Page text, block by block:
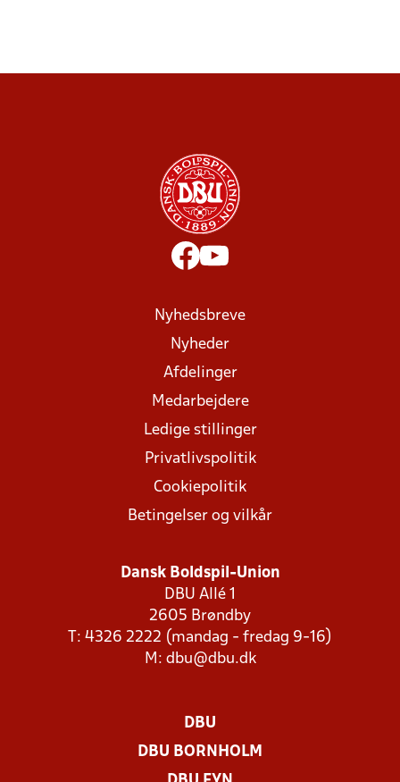
Nyhedsbreve
Nyheder
Afdelinger
Medarbejdere
Ledige stillinger
Privatlivspolitik
Cookiepolitik
Betingelser og vilkår
Dansk Boldspil-Union
DBU Allé 1
2605 Brøndby
T: 4326 2222 (mandag - fredag 9-16)
M: dbu@dbu.dk
DBU
DBU BORNHOLM